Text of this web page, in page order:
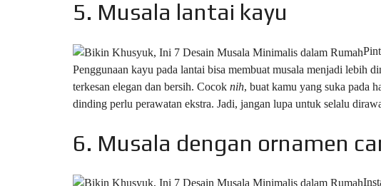
5. Musala lantai kayu
Penggunaan kayu pada lantai bisa membuat musala menjadi lebih
terkesan elegan dan bersih. Cocok nih, buat kamu yang suka pada
dinding perlu perawatan ekstra. Jadi, jangan lupa untuk selalu
6. Musala dengan ornamen